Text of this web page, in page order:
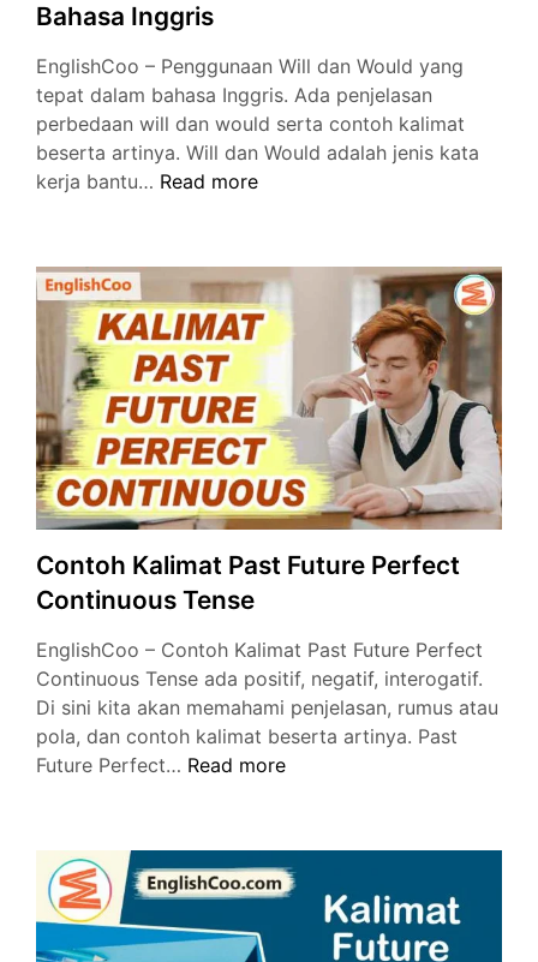
Bahasa Inggris
EnglishCoo – Penggunaan Will dan Would yang
tepat dalam bahasa Inggris. Ada penjelasan
perbedaan will dan would serta contoh kalimat
beserta artinya. Will dan Would adalah jenis kata
kerja bantu… Penggunaan
Would
dalam
Bahasa
Inggris
Read more
Contoh Kalimat Past Future Perfect
Continuous Tense
EnglishCoo – Contoh Kalimat Past Future Perfect
Continuous Tense ada positif, negatif, interogatif.
Di sini kita akan memahami penjelasan, rumus atau
pola, dan contoh kalimat beserta artinya. Past
Future Perfect… Contoh
Future
Perfect
Continuous
Tense
Read more